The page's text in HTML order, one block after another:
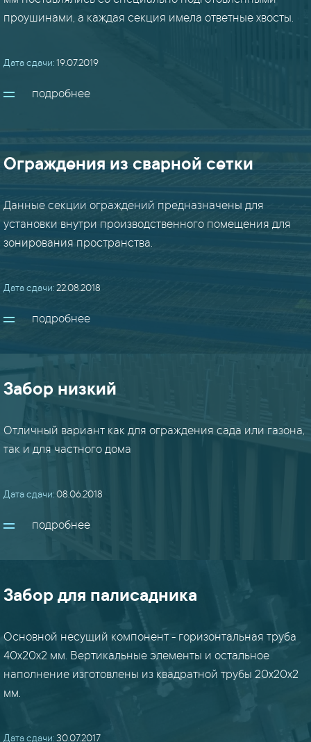
(8)
кронштейны
маф
перекрытия
/
перила
ограждения
(22)
рамы
(5)
стеллажи
(9)
проушинами, а каждая секция имела ответные хвосты.
Дата сдачи:19.07.2019
подробнее
Ограждения из сварной сетки
Данные секции ограждений предназначены для
установки внутри производственного помещения для
зонирования пространства.
Дата сдачи:22.08.2018
подробнее
Забор низкий
Отличный вариант как для ограждения сада или газона,
так и для частного дома
Дата сдачи:08.06.2018
подробнее
Забор для палисадника
Основной несущий компонент - горизонтальная труба
40х20х2 мм. Вертикальные элементы и остальное
наполнение изготовлены из квадратной трубы 20х20х2
мм.
Дата сдачи:30.07.2017